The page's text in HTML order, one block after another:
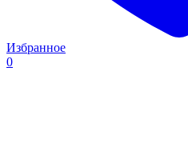
Избранное
0